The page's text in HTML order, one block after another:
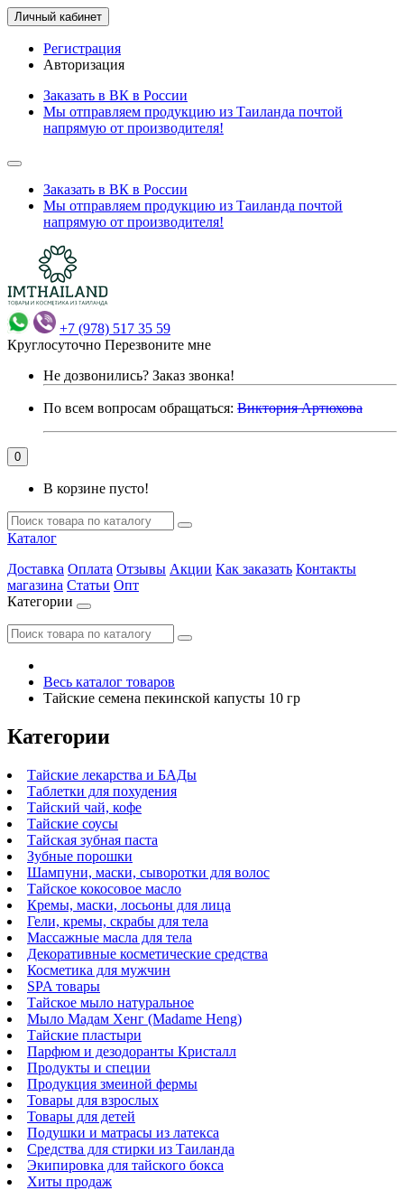
Личный кабинет
Регистрация
Авторизация
Заказать в ВК в России
Мы отправляем продукцию из Таиланда почтой
напрямую от производителя!
Заказать в ВК в России
Мы отправляем продукцию из Таиланда почтой
напрямую от производителя!
+7 (978) 517 35 59
Круглосуточно Перезвоните мне
Не дозвонились? Заказ звонка!
По всем вопросам обращаться: Виктория Артюхова
0
В корзине пусто!
Каталог
Доставка Оплата Отзывы Акции Как заказать Контакты
магазина Статьи Опт
Категории
Весь каталог товаров
Тайские семена пекинской капусты 10 гр
Категории
Тайские лекарства и БАДы
Таблетки для похудения
Тайский чай, кофе
Тайские соусы
Тайская зубная паста
Зубные порошки
Шампуни, маски, сыворотки для волос
Тайское кокосовое масло
Кремы, маски, лосьоны для лица
Гели, кремы, скрабы для тела
Массажные масла для тела
Декоративные косметические средства
Косметика для мужчин
SPA товары
Тайское мыло натуральное
Мыло Мадам Хенг (Madame Heng)
Тайские пластыри
Парфюм и дезодоранты Кристалл
Продукты и специи
Продукция змеиной фермы
Товары для взрослых
Товары для детей
Подушки и матрасы из латекса
Средства для стирки из Таиланда
Экипировка для тайского бокса
Хиты продаж